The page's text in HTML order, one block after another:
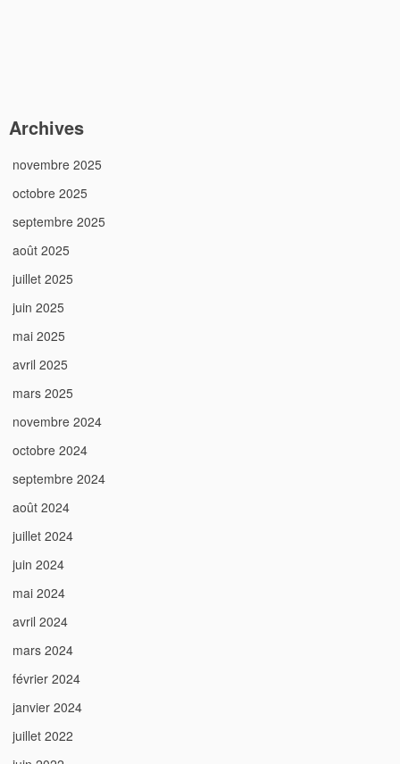
Archives
novembre 2025
octobre 2025
septembre 2025
août 2025
juillet 2025
juin 2025
mai 2025
avril 2025
mars 2025
novembre 2024
octobre 2024
septembre 2024
août 2024
juillet 2024
juin 2024
mai 2024
avril 2024
mars 2024
février 2024
janvier 2024
juillet 2022